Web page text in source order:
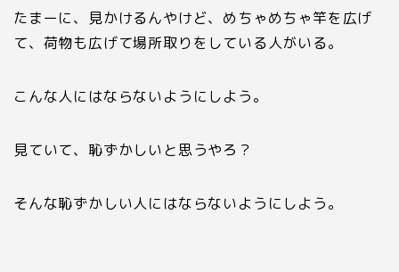
たまーに、見かけるんやけど、めちゃめちゃ竿を広げ
て、荷物も広げて場所取りをしている人がいる。
こんな人にはならないようにしよう。
見ていて、恥ずかしいと思うやろ？
そんな恥ずかしい人にはならないようにしよう。